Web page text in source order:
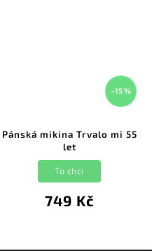
–15 %
Pánská mikina Trvalo mi 55
let
749 Kč
To chci